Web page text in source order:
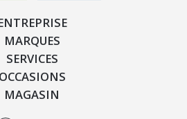
MARQUES
SERVICES
OCCASIONS
MAGASIN